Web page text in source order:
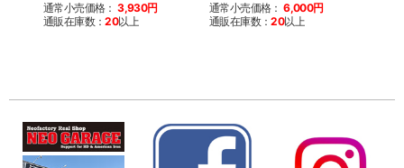
通常小売価格： 3,930円
通販在庫数：20以上
通常小売価格： 6,000円
通販在庫数：20以上